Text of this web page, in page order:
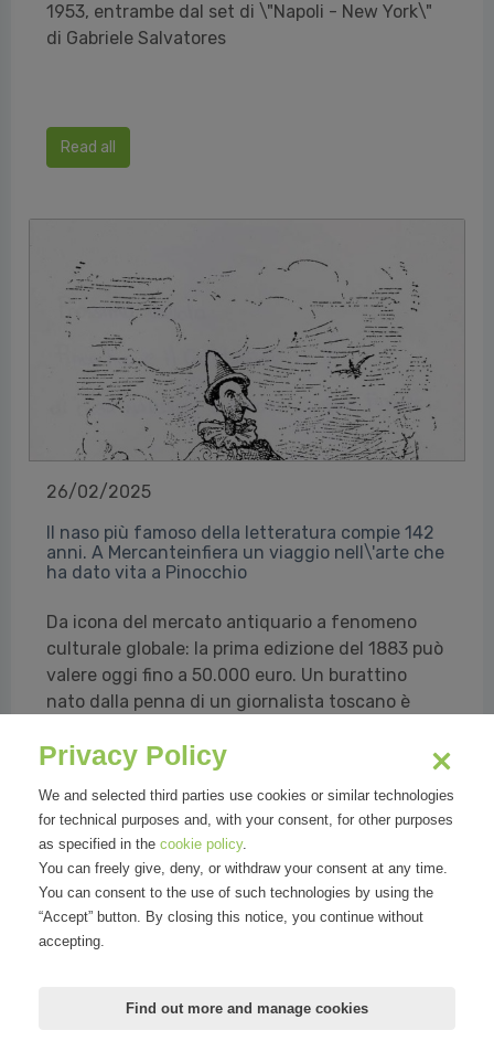
1953, entrambe dal set di \"Napoli - New York\"
di Gabriele Salvatores
Read all
26/02/2025
Il naso più famoso della letteratura compie 142
anni. A Mercanteinfiera un viaggio nell\'arte che
ha dato vita a Pinocchio
Da icona del mercato antiquario a fenomeno
culturale globale: la prima edizione del 1883 può
valere oggi fino a 50.000 euro. Un burattino
nato dalla penna di un giornalista toscano è
superando persino Dante.
Read all
Privacy Policy
We and selected third parties use cookies or similar technologies
for technical purposes and, with your consent, for other purposes
as specified in the cookie policy.
You can freely give, deny, or withdraw your consent at any time.
You can consent to the use of such technologies by using the
“Accept” button. By closing this notice, you continue without
accepting.
Find out more and manage cookies